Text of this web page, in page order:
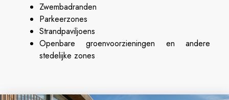
Zwembadranden
Parkeerzones
Strandpaviljoens
Openbare groenvoorzieningen en andere
stedelijke zones